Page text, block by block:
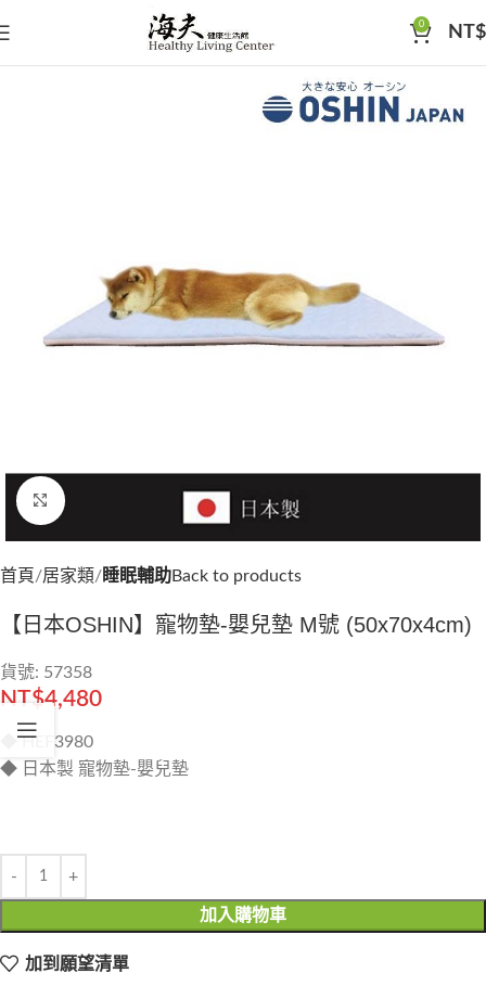
0 NT$
Click to enlarge
首頁 居家類 睡眠輔助Back to products
【日本OSHIN】寵物墊-嬰兒墊 M號 (50x70x4cm)
貨號: 57358
NT$4,480
◆ HEF3980
◆ 日本製 寵物墊-嬰兒墊
加入購物車
加到願望清單